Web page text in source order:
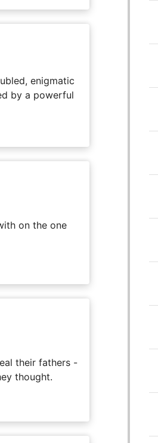
enigmatic
by a powerful
on the one
their fathers -
thought.